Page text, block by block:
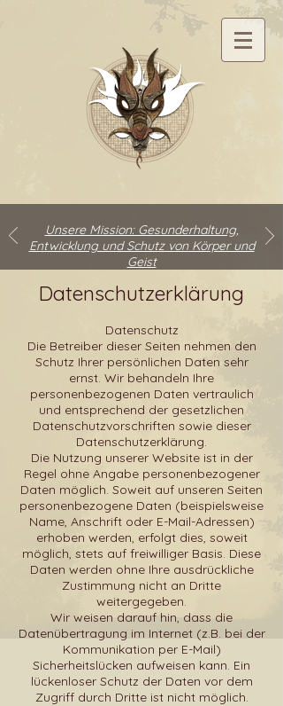
Unsere Mission: Gesunderhaltung,
Entwicklung und Schutz von Körper und
Geist
Datenschutzerklärung
Datenschutz
Die Betreiber dieser Seiten nehmen den
Schutz Ihrer persönlichen Daten sehr
ernst. Wir behandeln Ihre
personenbezogenen Daten vertraulich
und entsprechend der gesetzlichen
Datenschutzvorschriften sowie dieser
Datenschutzerklärung.
Die Nutzung unserer Website ist in der
Regel ohne Angabe personenbezogener
Daten möglich. Soweit auf unseren Seiten
personenbezogene Daten (beispielsweise
Name, Anschrift oder E-Mail-Adressen)
erhoben werden, erfolgt dies, soweit
möglich, stets auf freiwilliger Basis. Diese
Daten werden ohne Ihre ausdrückliche
Zustimmung nicht an Dritte
weitergegeben.
Wir weisen darauf hin, dass die
Datenübertragung im Internet (z.B. bei der
Kommunikation per E-Mail)
Sicherheitslücken aufweisen kann. Ein
lückenloser Schutz der Daten vor dem
Zugriff durch Dritte ist nicht möglich.